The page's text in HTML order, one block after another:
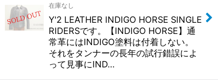
在庫なし
Y'2 LEATHER INDIGO HORSE SINGLE
RIDERSです。【INDIGO HORSE】通
常革にはINDIGO塗料は付着しない。
それをタンナーの長年の試行錯誤によ
って見事にIND…